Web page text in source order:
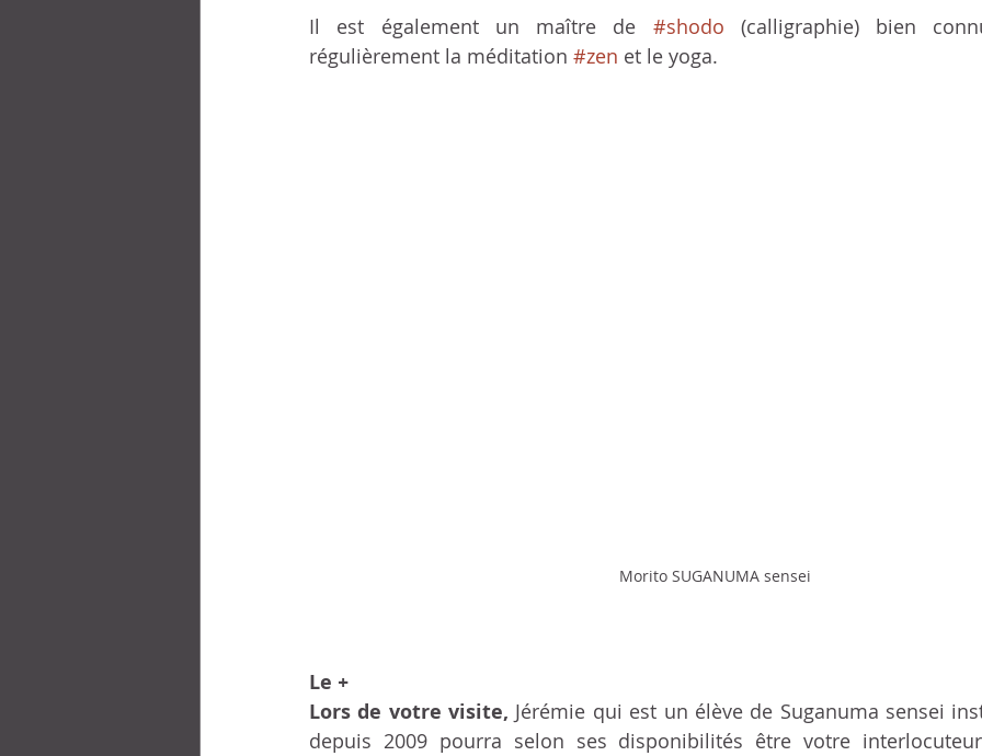
Il est également un maître de #shodo (calligraphie) bien
régulièrement la méditation #zen et le yoga.
Morito SUGANUMA sensei
Le +
Lors de votre visite, Jérémie qui est un élève de Suganuma sensei
depuis 2009 pourra selon ses disponibilités être votre